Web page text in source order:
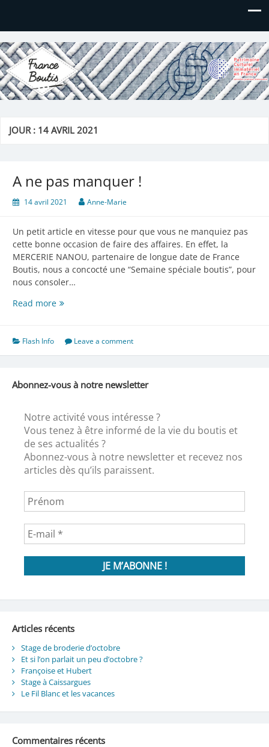
France Boutis
Le site de France Boutis
JOUR : 14 AVRIL 2021
A ne pas manquer !
14 avril 2021 Anne-Marie
Un petit article en vitesse pour que vous ne manquiez pas
cette bonne occasion de faire des affaires. En effet, la
MERCERIE NANOU, partenaire de longue date de France
Boutis, nous a concocté une “Semaine spéciale boutis”, pour
nous consoler…
Read moreA
manquer
!
Flash Info Leave a comment
Abonnez-vous à notre newsletter
Notre activité vous intéresse ?
Vous tenez à être informé de la vie du boutis et
de ses actualités ?
Abonnez-vous à notre newsletter et recevez nos
articles dès qu’ils paraissent.
Articles récents
Stage de broderie d’octobre
Et si l’on parlait un peu d’octobre ?
Françoise et Hubert
Stage à Caissargues
Le Fil Blanc et les vacances
Commentaires récents